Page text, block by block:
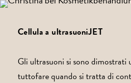
Cellula a ultrasuoniJET
Gli ultrasuoni si sono dimostrati
tuttofare quando si tratta di